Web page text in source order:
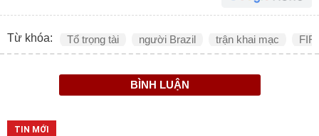
Từ khóa: Tổ trọng tài người Brazil trận khai mạc
BÌNH LUẬN
TIN MỚI